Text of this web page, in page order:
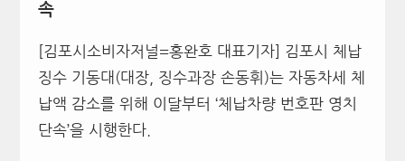
속
[김포시소비자저널=홍완호 대표기자] 김포시 체납
징수 기동대(대장, 징수과장 손동휘)는 자동차세 체
납액 감소를 위해 이달부터 ‘체납차량 번호판 영치
단속’을 시행한다.